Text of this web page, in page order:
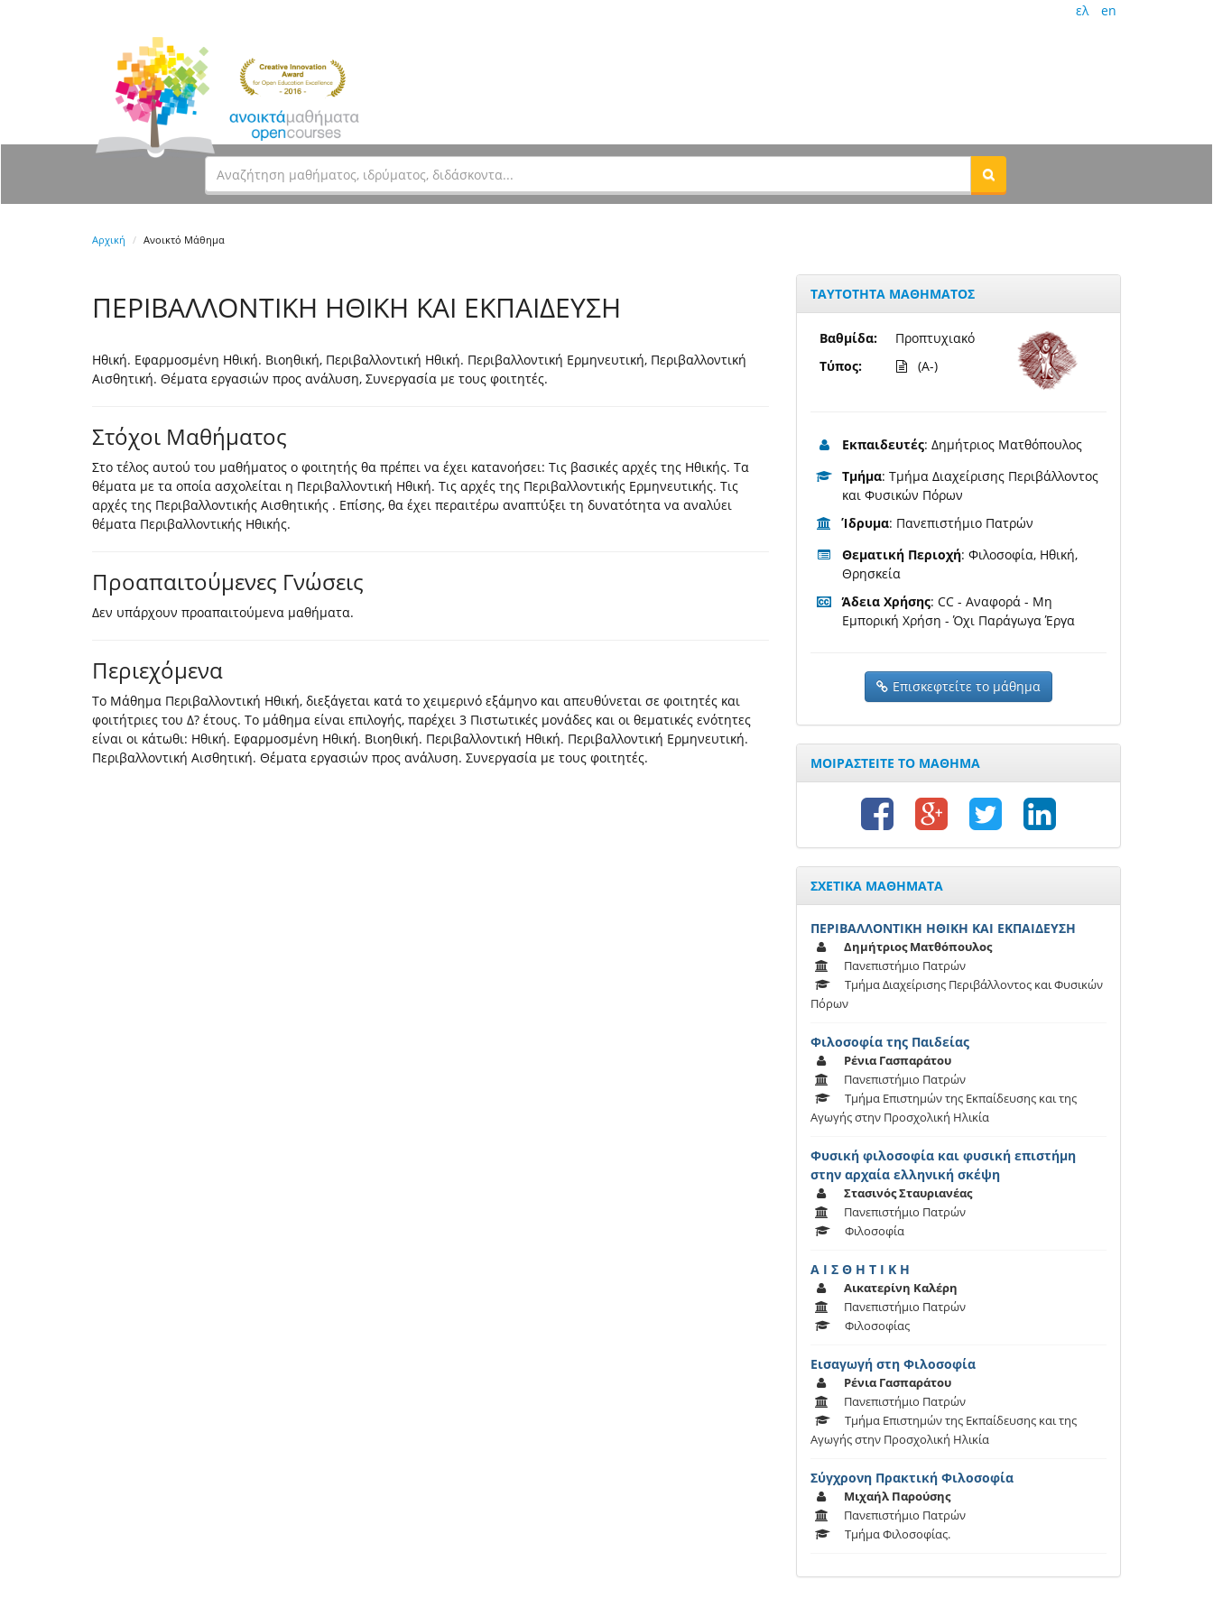
ελ en
Αρχική Ανοικτό Μάθημα
ΠΕΡΙΒΑΛΛΟΝΤΙΚΗ ΗΘΙΚΗ ΚΑΙ ΕΚΠΑΙΔΕΥΣΗ
Ηθική. Εφαρμοσμένη Ηθική. Βιοηθική, Περιβαλλοντική Ηθική. Περιβαλλοντική Ερμηνευτική, Περιβαλλοντική
Αισθητική. Θέματα εργασιών προς ανάλυση, Συνεργασία με τους φοιτητές.
Στόχοι Μαθήματος
Στο τέλος αυτού του μαθήματος ο φοιτητής θα πρέπει να έχει κατανοήσει: Τις βασικές αρχές της Ηθικής. Τα
θέματα με τα οποία ασχολείται η Περιβαλλοντική Ηθική. Τις αρχές της Περιβαλλοντικής Ερμηνευτικής. Τις
αρχές της Περιβαλλοντικής Αισθητικής . Επίσης, θα έχει περαιτέρω αναπτύξει τη δυνατότητα να αναλύει
θέματα Περιβαλλοντικής Ηθικής.
Προαπαιτούμενες Γνώσεις
Δεν υπάρχουν προαπαιτούμενα μαθήματα.
Περιεχόμενα
Το Μάθημα Περιβαλλοντική Ηθική, διεξάγεται κατά το χειμερινό εξάμηνο και απευθύνεται σε φοιτητές και
φοιτήτριες του Δ? έτους. Το μάθημα είναι επιλογής, παρέχει 3 Πιστωτικές μονάδες και οι θεματικές ενότητες
είναι οι κάτωθι: Ηθική. Εφαρμοσμένη Ηθική. Βιοηθική. Περιβαλλοντική Ηθική. Περιβαλλοντική Ερμηνευτική.
Περιβαλλοντική Αισθητική. Θέματα εργασιών προς ανάλυση. Συνεργασία με τους φοιτητές.
ΤΑΥΤΟΤΗΤΑ ΜΑΘΗΜΑΤΟΣ
Βαθμίδα:
Τύπος:
Προπτυχιακό
(A-)
Εκπαιδευτές: Δημήτριος Ματθόπουλος
Τμήμα: Τμήμα Διαχείρισης Περιβάλλοντος
και Φυσικών Πόρων
Ίδρυμα: Πανεπιστήμιο Πατρών
Θεματική Περιοχή: Φιλοσοφία, Ηθική,
Θρησκεία
Άδεια Χρήσης: CC - Αναφορά - Μη
Εμπορική Χρήση - Όχι Παράγωγα Έργα
Επισκεφτείτε το μάθημα
ΜΟΙΡΑΣΤΕΙΤΕ ΤΟ ΜΑΘΗΜΑ
ΣΧΕΤΙΚΑ ΜΑΘΗΜΑΤΑ
ΠΕΡΙΒΑΛΛΟΝΤΙΚΗ ΗΘΙΚΗ ΚΑΙ ΕΚΠΑΙΔΕΥΣΗ
Δημήτριος Ματθόπουλος
Πανεπιστήμιο Πατρών
Τμήμα Διαχείρισης Περιβάλλοντος και Φυσικών
Πόρων
Φιλοσοφία της Παιδείας
Ρένια Γασπαράτου
Πανεπιστήμιο Πατρών
Τμήμα Επιστημών της Εκπαίδευσης και της
Αγωγής στην Προσχολική Ηλικία
Φυσική φιλοσοφία και φυσική επιστήμη
στην αρχαία ελληνική σκέψη
Στασινός Σταυριανέας
Πανεπιστήμιο Πατρών
Φιλοσοφία
Α Ι Σ Θ Η Τ Ι Κ Η
Αικατερίνη Καλέρη
Πανεπιστήμιο Πατρών
Φιλοσοφίας
Εισαγωγή στη Φιλοσοφία
Ρένια Γασπαράτου
Πανεπιστήμιο Πατρών
Τμήμα Επιστημών της Εκπαίδευσης και της
Αγωγής στην Προσχολική Ηλικία
Σύγχρονη Πρακτική Φιλοσοφία
Μιχαήλ Παρούσης
Πανεπιστήμιο Πατρών
Τμήμα Φιλοσοφίας.